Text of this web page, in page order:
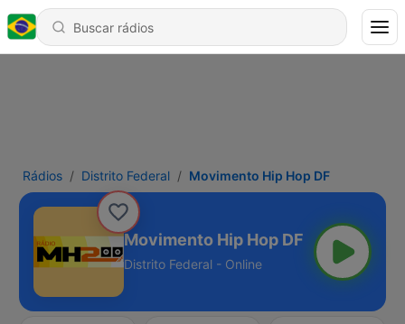
Rádios Distrito Federal Movimento Hip Hop DF
Movimento Hip Hop DF
Distrito Federal - Online